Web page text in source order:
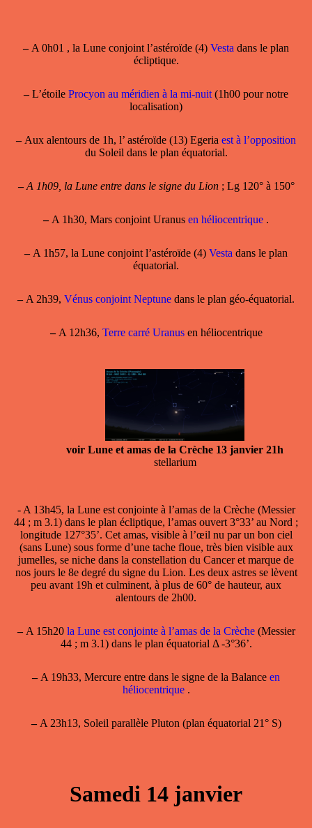
–A 0h01 , la Lune conjoint l’astéroïde (4) Vesta dans le plan
écliptique.
–L’étoile Procyon au méridien à la mi-nuit (1h00 pour notre
localisation)
–Aux alentours de 1h, l’ astéroïde (13) Egeria est à l’opposition
du Soleil dans le plan équatorial.
– A 1h09, la Lune entre dans le signe du Lion; Lg 120° à 150°
–A 1h30, Mars conjoint Uranus en héliocentrique .
–A 1h57, la Lune conjoint l’astéroïde (4) Vesta dans le plan
équatorial.
–A 2h39, Vénus conjoint Neptune dans le plan géo-équatorial.
–A 12h36, Terre carré Uranus en héliocentrique
voir Lune et amas de la Crèche 13 janvier 21h
stellarium
- A 13h45, la Lune est conjointe à l’amas de la Crèche(Messier
44 ; m 3.1) dans le plan écliptique, l’amas ouvert 3°33’ au Nord ;
longitude 127°35’. Cet amas, visible à l’œil nu par un bon ciel
(sans Lune) sous forme d’une tache floue, très bien visible aux
jumelles, se niche dans la constellation du Cancer et marque de
nos jours le 8e degré du signe du Lion. Les deux astres se lèvent
peu avant 19h et culminent, à plus de 60° de hauteur, aux
alentours de 2h00.
–A 15h20 la Lune est conjointe à l’amas de la Crèche(Messier
44 ; m 3.1) dans le plan équatorial Δ -3°36’.
–A 19h33, Mercure entre dans le signe de la Balance en
héliocentrique .
–A 23h13, Soleil parallèle Pluton (plan équatorial 21° S)
Samedi 14 janvier